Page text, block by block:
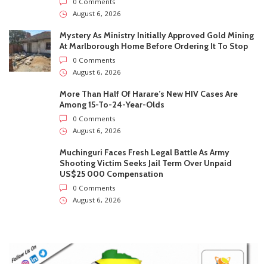
August 6, 2026
Mystery As Ministry Initially Approved Gold Mining
At Marlborough Home Before Ordering It To Stop
0 Comments
August 6, 2026
More Than Half Of Harare’s New HIV Cases Are
Among 15-To-24-Year-Olds
0 Comments
August 6, 2026
Muchinguri Faces Fresh Legal Battle As Army
Shooting Victim Seeks Jail Term Over Unpaid
US$25 000 Compensation
0 Comments
August 6, 2026